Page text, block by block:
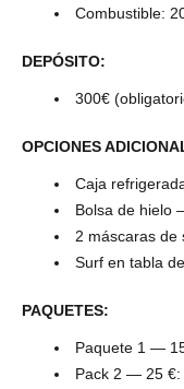
Combustible:
DEPÓSITO:
300€
OPCIONES
Caja
Bolsa de hielo
2 máscaras
Surf en tabla
PAQUETES:
Paquete 1 —
Pack 2 — 25 €: